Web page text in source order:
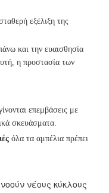
εξέλιξη της
και την ευαισθησία
η προστασία των
επεμβάσεις με
σκευάσματα.
όλα τα αμπέλια πρέπει
νέους κύκλους